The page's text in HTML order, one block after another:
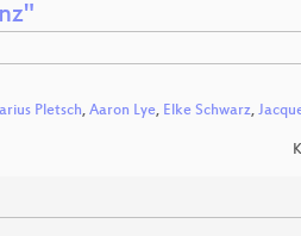
Pletsch, Aaron Lye, Elke Schwarz,